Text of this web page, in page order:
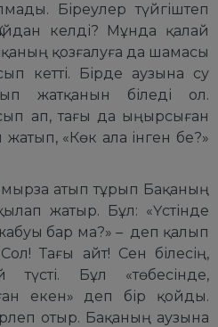
Біреулер түйгіштеп
келді? Мұнда қалай
қозғалуға да шамасы
кетті. Бірде аузына су
жатқанын біледі ол.
ап, тағы да ыңырсыған
«Көк ала інген бе?»
мырза атып тұрып Бақаның
жатыр. Бұл: «Үстінде
бар ма?» – деп қалып
Тағы айт! Сен білесің,
Бұл «төбесінде,
екен» деп бір қойды.
отыр. Бақаның аузына